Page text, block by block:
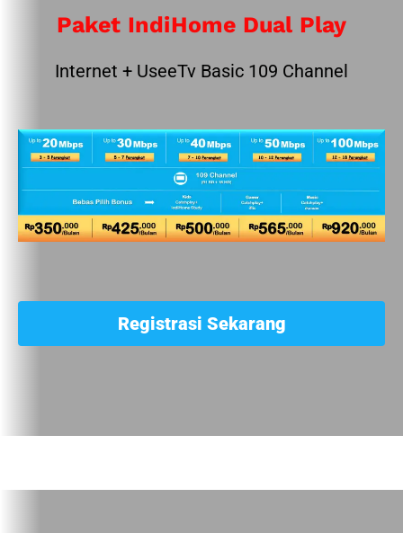
Paket IndiHome Dual Play
Internet + UseeTv Basic 109 Channel
Registrasi Sekarang